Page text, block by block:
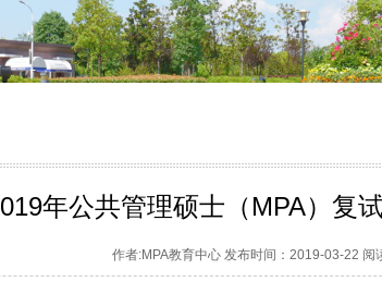
年公共管理硕士（MPA）复
作者:MPA教育中心 发布时间：2019-03-22 阅